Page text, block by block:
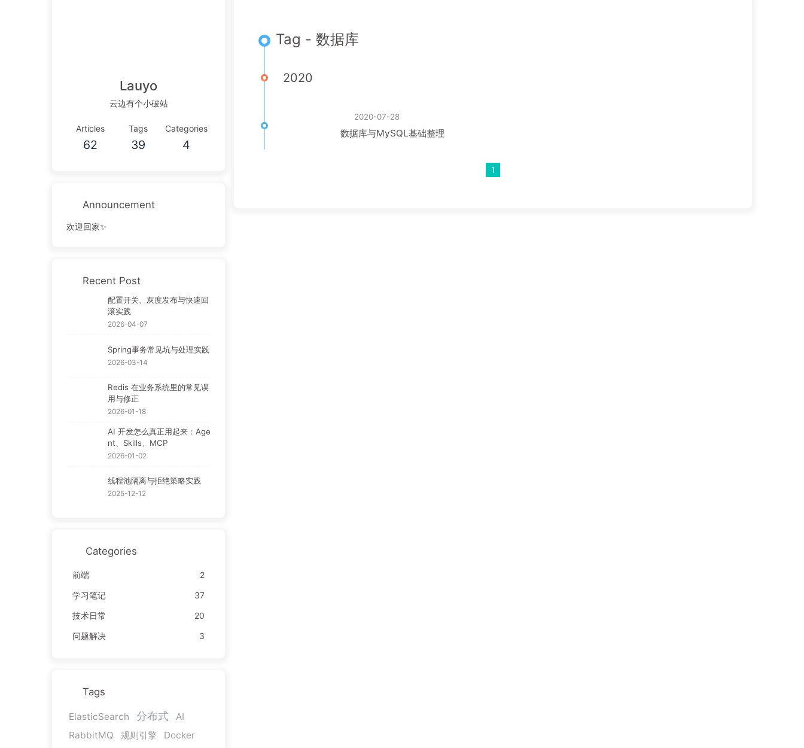
Tag - 数据库
2020
2020-07-28
数据库与MySQL基础整理
1
Lauyo
云边有个小破站
Articles
62
Tags
39
Categories
4
Announcement
欢迎回家✨
Recent Post
配置开关、灰度发布与快速回
滚实践
2026-04-07
Spring事务常见坑与处理实践
2026-03-14
Redis 在业务系统里的常见误
用与修正
2026-01-18
AI 开发怎么真正用起来：Age
nt、Skills、MCP
2026-01-02
线程池隔离与拒绝策略实践
2025-12-12
Categories
前端
2
学习笔记
37
技术日常
20
问题解决
3
Tags
ElasticSearch 分布式
AI
RabbitMQ
规则引擎 Docker